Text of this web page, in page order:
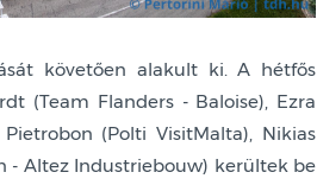
követően alakult ki. A hétfős
(Team Flanders - Baloise), Ezra
(Polti VisitMalta), Nikias
- Altez Industriebouw) kerültek be